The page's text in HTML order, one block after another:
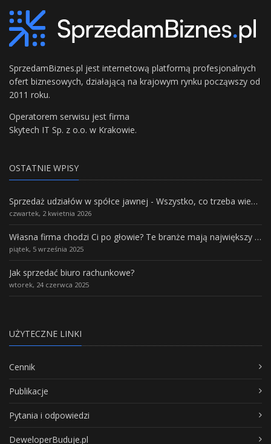
SprzedamBiznes.pl jest internetową platformą profesjonalnych
ofert biznesowych, działającą na krajowym rynku począwszy od
2011 roku.
Operatorem serwisu jest firma
Skytech IT Sp. z o.o. w Krakowie.
OSTATNIE WPISY
Sprzedaż udziałów w spółce jawnej - Wszystko, co trzeba wiedzieć.
czwartek, 2 kwietnia 2026
Własna firma chodzi Ci po głowie? Te branże mają największy potencjał rozwoju
piątek, 5 września 2025
Jak sprzedać biuro rachunkowe?
wtorek, 24 czerwca 2025
UŻYTECZNE LINKI
Cennik
Publikacje
Pytania i odpowiedzi
DeweloperBuduje.pl